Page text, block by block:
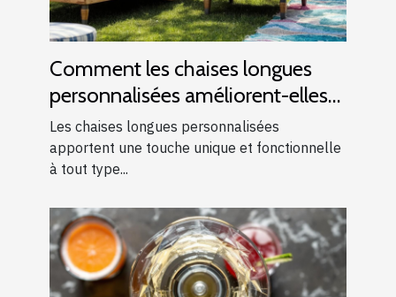
Comment les chaises longues
personnalisées améliorent-elles
les événements ?
Les chaises longues personnalisées
apportent une touche unique et fonctionnelle
à tout type...